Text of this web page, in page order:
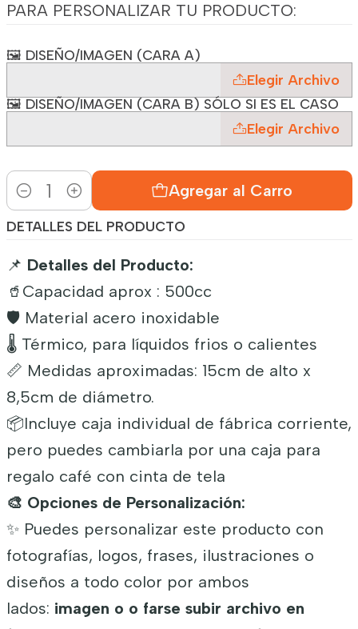
PARA PERSONALIZAR TU PRODUCTO:
🖼️ DISEÑO/IMAGEN (CARA A)
Elegir Archivo
🖼️ DISEÑO/IMAGEN (CARA B) SÓLO SI ES EL CASO
Elegir Archivo
Cantidad
Agregar al Carro
DETALLES DEL PRODUCTO
📌 Detalles del Producto:
🥤Capacidad aprox : 500cc
🛡️ Material acero inoxidable
🌡️ Térmico, para líquidos frios o calientes
📏 Medidas aproximadas: 15cm de alto x
8,5cm de diámetro.
📦Incluye caja individual de fábrica corriente,
pero puedes cambiarla por una caja para
regalo café con cinta de tela
🎨 Opciones de Personalización:
✨ Puedes personalizar este producto con
fotografías, logos, frases, ilustraciones o
diseños a todo color por ambos
lados: imagen o o farse subir archivo en